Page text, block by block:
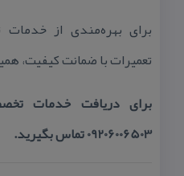
برای بهره‌مندی از
تعمیرات با ضمانت كیفیت،
برای دریافت خدمات
09206006503 تماس بگیرید.